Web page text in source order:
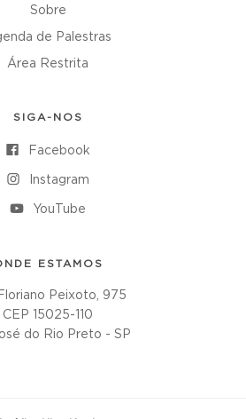
Sobre
de Palestras
Área Restrita
SIGA-NOS
Facebook
Instagram
YouTube
ESTAMOS
Peixoto, 975
CEP 15025-110
do Rio Preto - SP